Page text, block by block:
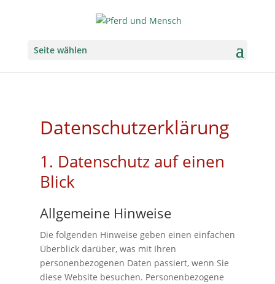
Seite wählen
Datenschutzerklärung
1. Datenschutz auf einen
Blick
Allgemeine Hinweise
Die folgenden Hinweise geben einen einfachen
Überblick darüber, was mit Ihren
personenbezogenen Daten passiert, wenn Sie
diese Website besuchen. Personenbezogene